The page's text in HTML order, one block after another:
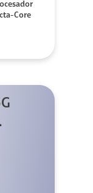
Core